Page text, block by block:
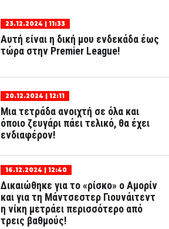
23.12.2024 | 11:33
Αυτή είναι η δική μου ενδεκάδα έως
τώρα στην Premier League!
20.12.2024 | 12:11
Μια τετράδα ανοιχτή σε όλα και
όποιο ζευγάρι πάει τελικό, θα έχει
ενδιαφέρον!
16.12.2024 | 12:40
Δικαιώθηκε για το «ρίσκο» ο Αμορίν
και για τη Μάντσεστερ Γιουνάιτεντ
η νίκη μετράει περισσότερο από
τρεις βαθμούς!